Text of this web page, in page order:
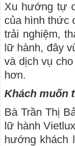
Xu hướng tự
của hình thức
trải nghiệm,
lữ hành, đây
và dịch vụ
hơn.
Khách muốn
Bà Trần Thị
lữ hành
hướng khách